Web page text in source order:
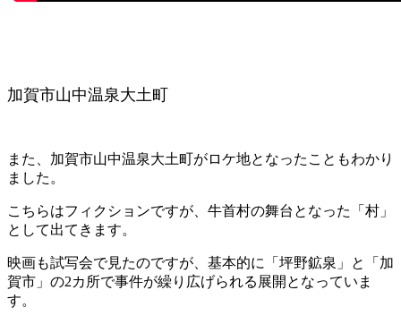
加賀市山中温泉大土町
また、加賀市山中温泉大土町がロケ地となったこともわかり
ました。
こちらはフィクションですが、牛首村の舞台となった「村」
として出てきます。
映画も試写会で見たのですが、基本的に「坪野鉱泉」と「加
賀市」の2カ所で事件が繰り広げられる展開となっていま
す。